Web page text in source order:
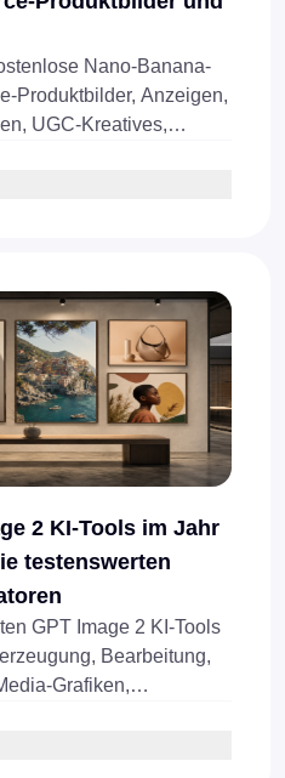
Nano-Banana-
Produktbilder, Anzeigen,
UGC-Kreatives,
von
2 KI-Tools im Jahr
testenswerten
GPT Image 2 KI-Tools
Bearbeitung,
Grafiken,
im Jahr 2026.